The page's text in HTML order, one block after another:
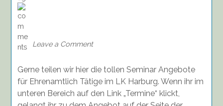
Leave a Comment
Wer
nun
mit
an?
27.06.2026
Gerne teilen wir hier die tollen Seminar Angebote
für Ehrenamtlich Tätige im LK Harburg. Wenn ihr im
unteren Bereich auf den Link „Termine“ klickt,